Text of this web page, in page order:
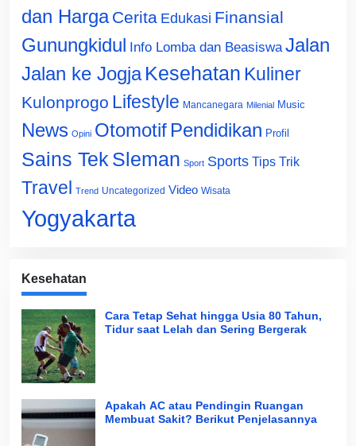
dan Harga Cerita Edukasi Finansial
Gunungkidul Info Lomba dan Beasiswa Jalan
Jalan ke Jogja Kesehatan Kuliner
Kulonprogo Lifestyle Mancanegara Milenial Music
News Opini Otomotif Pendidikan Profil
Sains Tek Sleman Sport Sports Tips Trik
Travel Trend Uncategorized Video Wisata
Yogyakarta
Kesehatan
Cara Tetap Sehat hingga Usia 80 Tahun,
Tidur saat Lelah dan Sering Bergerak
Apakah AC atau Pendingin Ruangan
Membuat Sakit? Berikut Penjelasannya